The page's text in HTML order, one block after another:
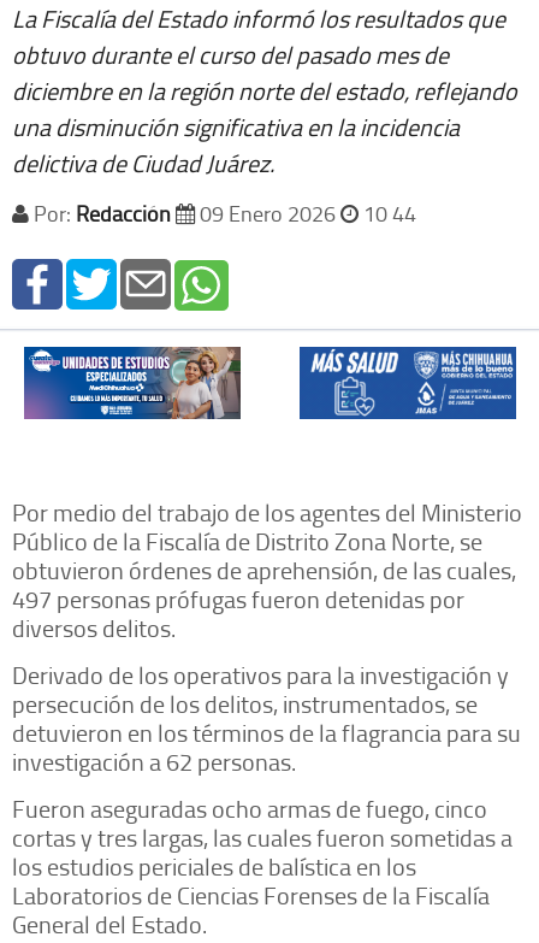
La Fiscalía del Estado informó los resultados que
obtuvo durante el curso del pasado mes de
diciembre en la región norte del estado, reflejando
una disminución significativa en la incidencia
delictiva de Ciudad Juárez.
Por: Redacción 09 Enero 2026 10 44
Por medio del trabajo de los agentes del Ministerio
Público de la Fiscalía de Distrito Zona Norte, se
obtuvieron órdenes de aprehensión, de las cuales,
497 personas prófugas fueron detenidas por
diversos delitos.
Derivado de los operativos para la investigación y
persecución de los delitos, instrumentados, se
detuvieron en los términos de la flagrancia para su
investigación a 62 personas.
Fueron aseguradas ocho armas de fuego, cinco
cortas y tres largas, las cuales fueron sometidas a
los estudios periciales de balística en los
Laboratorios de Ciencias Forenses de la Fiscalía
General del Estado.